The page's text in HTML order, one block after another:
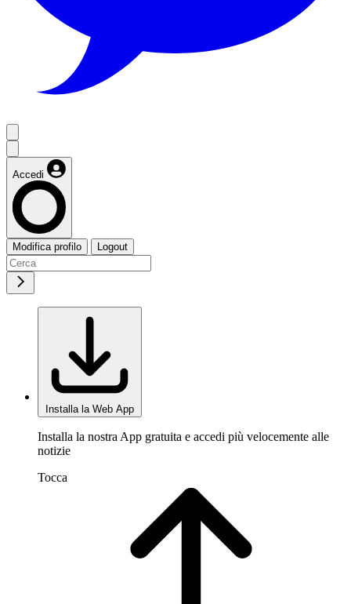
Accedi
Modifica profilo Logout
Installa la Web App
Installa la nostra App gratuita e accedi più velocemente alle
notizie
Tocca